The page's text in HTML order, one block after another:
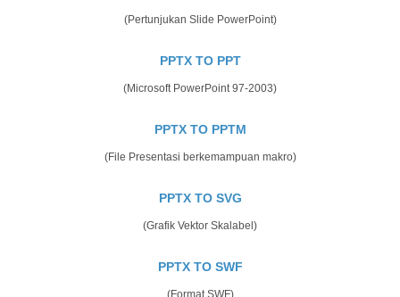
(Pertunjukan Slide PowerPoint)
PPTX TO PPT
(Microsoft PowerPoint 97-2003)
PPTX TO PPTM
(File Presentasi berkemampuan makro)
PPTX TO SVG
(Grafik Vektor Skalabel)
PPTX TO SWF
(Format SWF)